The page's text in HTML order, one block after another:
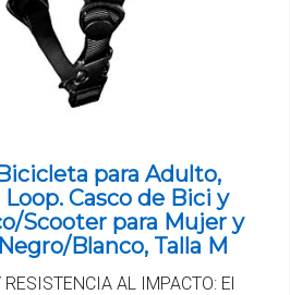
para Adulto,
Casco de Bici y
Scooter para Mujer y
Blanco, Talla M
AL IMPACTO: El